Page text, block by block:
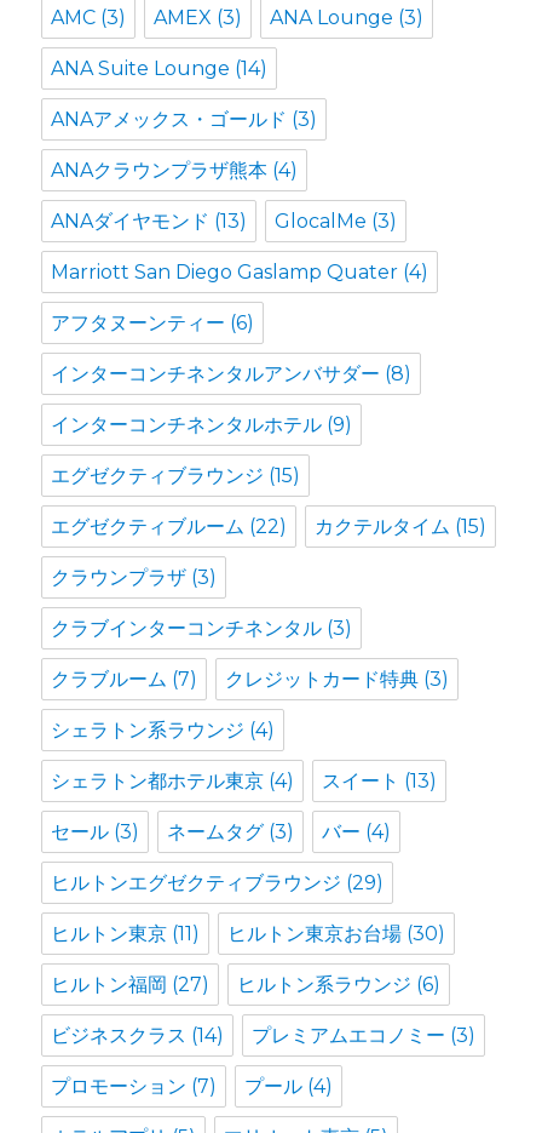
AMC (3) AMEX (3) ANA Lounge (3)
ANA Suite Lounge (14)
ANAアメックス・ゴールド (3)
ANAクラウンプラザ熊本 (4)
ANAダイヤモンド (13) GlocalMe (3)
Marriott San Diego Gaslamp Quater (4)
アフタヌーンティー (6)
インターコンチネンタルアンバサダー (8)
インターコンチネンタルホテル (9)
エグゼクティブラウンジ (15)
エグゼクティブルーム (22) カクテルタイム (15)
クラウンプラザ (3)
クラブインターコンチネンタル (3)
クラブルーム (7) クレジットカード特典 (3)
シェラトン系ラウンジ (4)
シェラトン都ホテル東京 (4) スイート (13)
セール (3) ネームタグ (3) バー (4)
ヒルトンエグゼクティブラウンジ (29)
ヒルトン東京 (11) ヒルトン東京お台場 (30)
ヒルトン福岡 (27) ヒルトン系ラウンジ (6)
ビジネスクラス (14) プレミアムエコノミー (3)
プロモーション (7) プール (4)